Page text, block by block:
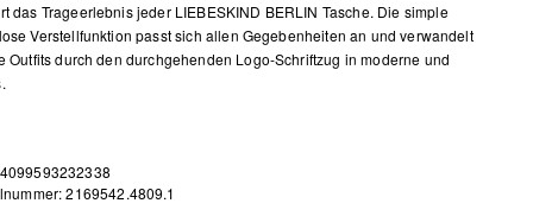
das Trageerlebnis jeder LIEBESKIND BERLIN Tasche. Die simple
Verstellfunktion passt sich allen Gegebenheiten an und verwandelt
Outfits durch den durchgehenden Logo-Schriftzug in moderne und
2169542.4809.1